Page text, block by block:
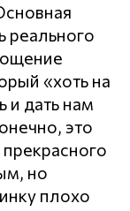
реального
«хоть на
и дать нам
это
но
плохо